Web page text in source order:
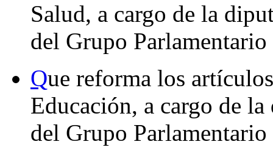
Salud, a cargo de la
del Grupo
Que reforma los
Educación, a cargo de
del Grupo